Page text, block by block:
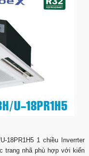
18PR1H5 1 chiều Inverrter
trang nhã phù hợp với kiến